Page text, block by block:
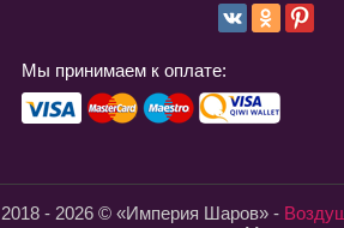
Мы принимаем к оплате:
2018 - 2026 © «Империя Шаров» -